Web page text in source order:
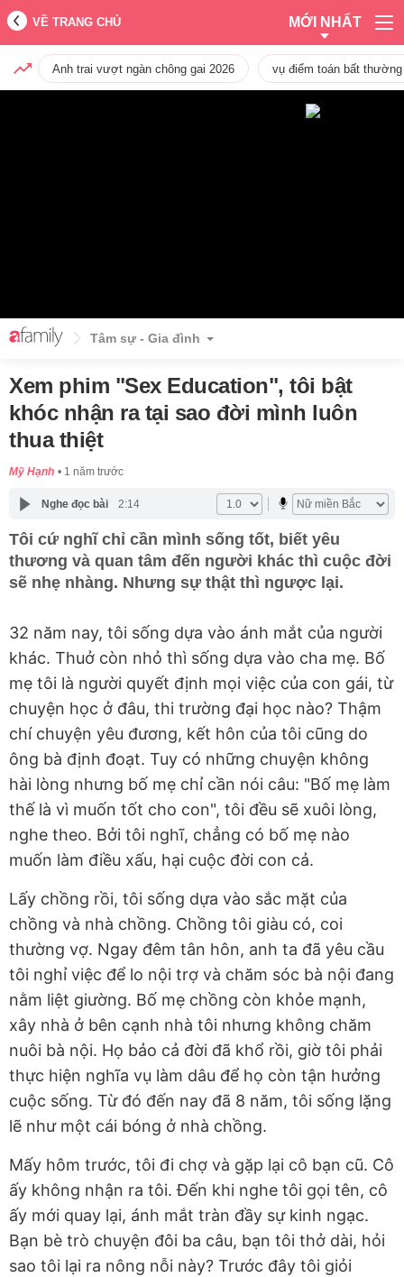
VỀ TRANG CHỦ MỚI NHẤT
Anh trai vượt ngàn chông gai 2026 vụ điểm toán bất
Tâm sự - Gia đình
Xem phim "Sex Education", tôi bật
khóc nhận ra tại sao đời mình luôn
thua thiệt
Mỹ Hạnh 1 năm trước
Nghe đọc bài 2:14
Tôi cứ nghĩ chỉ cần mình sống tốt, biết yêu
thương và quan tâm đến người khác thì cuộc đời
sẽ nhẹ nhàng. Nhưng sự thật thì ngược lại.
32 năm nay, tôi sống dựa vào ánh mắt của người
khác. Thuở còn nhỏ thì sống dựa vào cha mẹ. Bố
mẹ tôi là người quyết định mọi việc của con gái, từ
chuyện học ở đâu, thi trường đại học nào? Thậm
chí chuyện yêu đương, kết hôn của tôi cũng do
ông bà định đoạt. Tuy có những chuyện không
hài lòng nhưng bố mẹ chỉ cần nói câu: "Bố mẹ làm
thế là vì muốn tốt cho con", tôi đều sẽ xuôi lòng,
nghe theo. Bởi tôi nghĩ, chẳng có bố mẹ nào
muốn làm điều xấu, hại cuộc đời con cả.
Lấy chồng rồi, tôi sống dựa vào sắc mặt của
chồng và nhà chồng. Chồng tôi giàu có, coi
thường vợ. Ngay đêm tân hôn, anh ta đã yêu cầu
tôi nghỉ việc để lo nội trợ và chăm sóc bà nội đang
nằm liệt giường. Bố mẹ chồng còn khỏe mạnh,
xây nhà ở bên cạnh nhà tôi nhưng không chăm
nuôi bà nội. Họ bảo cả đời đã khổ rồi, giờ tôi phải
thực hiện nghĩa vụ làm dâu để họ còn tận hưởng
cuộc sống. Từ đó đến nay đã 8 năm, tôi sống lặng
lẽ như một cái bóng ở nhà chồng.
Mấy hôm trước, tôi đi chợ và gặp lại cô bạn cũ. Cô
ấy không nhận ra tôi. Đến khi nghe tôi gọi tên, cô
ấy mới quay lại, ánh mắt tràn đầy sự kinh ngạc.
Bạn bè trò chuyện đôi ba câu, bạn tôi thở dài, hỏi
sao tôi lại ra nông nỗi này? Trước đây tôi giỏi